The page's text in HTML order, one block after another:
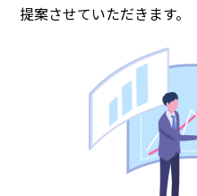
提案させていただきます。